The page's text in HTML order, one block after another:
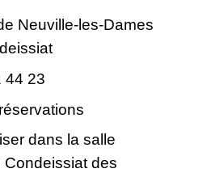
Neuville-les-Dames
44 23
dans la salle
des